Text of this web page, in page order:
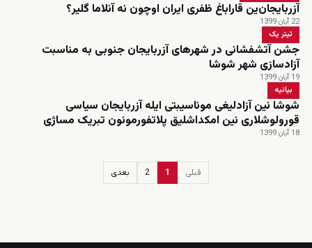
آزربایجان‌ین قاراباغ ظفری ایران اوچون نه آنلاما گلیر؟
22 آبان 1399
تیتر یک
جشن آتشفشانی در شهرهای آزربایجان جنوبی به مناسبت
آزادسازی شهر شوشا
19 آبان 1399
بیانیه
شوشا نین آزادلیغی موناسیبتی ایله آزربایجان سیاسی
قورولوشلاری نین امکداشلیق پلاتفورمونون تبریک مساژی‌
18 آبان 1399
قبلی 1
2 بعدی